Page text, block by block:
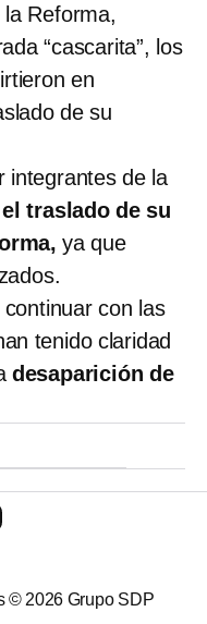
Reforma,
“cascarita”, los
en
de su
integrantes de la
traslado de su
ya que
con las
tenido claridad
desaparición de
© 2026 Grupo SDP